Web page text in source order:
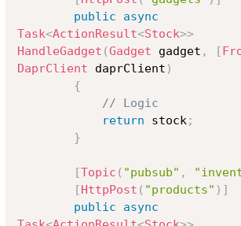
public
async
Task<ActionResult<Stock>>
HandleGadget (Gadget gadget , [
DaprClient daprClient )
{
// Logic
return stock;
}
[Topic ( "pubsub" ,
[HttpPost ( "products" ) ]
public
async